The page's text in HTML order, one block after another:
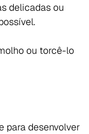
delicadas ou
ou torcê-lo
para desenvolver